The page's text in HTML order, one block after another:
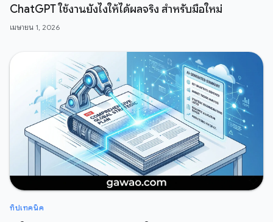
ChatGPT ใช้งานยังไงให้ได้ผลจริง สำหรับมือใหม่
เมษายน 1, 2026
ทิปเทคนิค